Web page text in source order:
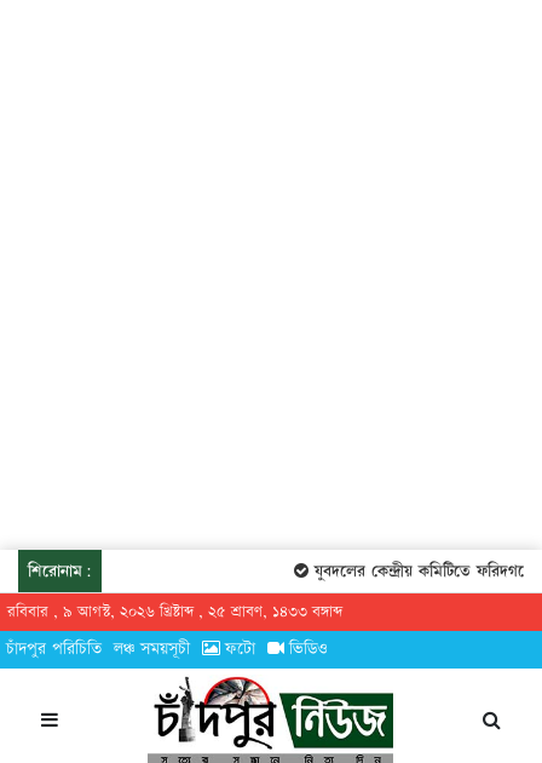
শিরোনাম: যুবদলের কেন্দ্রীয় কমিটিতে ফরিদগঞ্জের
রবিবার , ৯ আগস্ট, ২০২৬ খ্রিষ্টাব্দ , ২৫ শ্রাবণ, ১৪৩৩ বঙ্গাব্দ
চাঁদপুর পরিচিতি লঞ্চ সময়সূচী ফটো ভিডিও